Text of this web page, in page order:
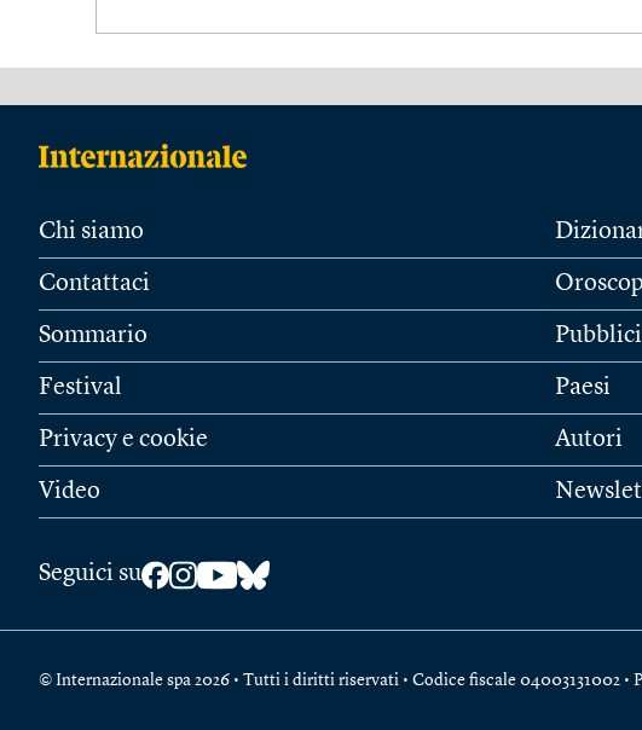
Chi siamo
Contattaci
Sommario
Festival
Privacy e cookie
Video
Paesi
Autori
Seguici su
© Internazionale spa 2026 • Tutti i diritti riservati • Codice fiscale 04003131002 •